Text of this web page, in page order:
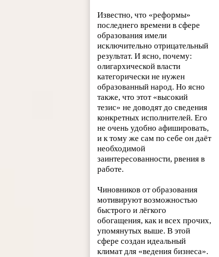
Известно, что «реформы»
последнего времени в сфере
образования имели
исключительно отрицательный
результат. И ясно, почему:
олигархической власти
категорически не нужен
образованный народ. Но ясно
также, что этот «высокий
тезис» не доводят до сведения
конкретных исполнителей. Его
не очень удобно афишировать,
и к тому же сам по себе он даёт
необходимой
заинтересованности, рвения в
работе.
Чиновников от образования
мотивируют возможностью
быстрого и лёгкого
обогащения, как и всех прочих,
упомянутых выше. В этой
сфере создан идеальный
климат для «ведения бизнеса».